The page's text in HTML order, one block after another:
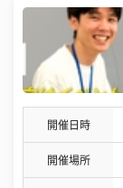
開催日時
開催場所